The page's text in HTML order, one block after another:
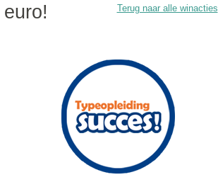
Terug naar alle winacties